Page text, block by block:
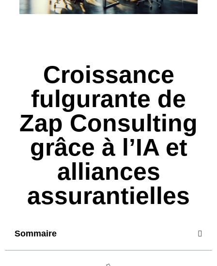
Croissance
fulgurante de
Zap Consulting
grâce à l’IA et
alliances
assurantielles
Sommaire